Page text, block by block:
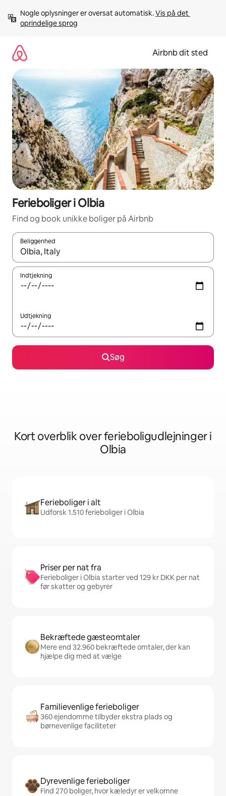
videre
Nogle oplysninger er oversat automatisk. Vis på det
oprindelige sprog
Airbnb dit sted
Ferieboliger i Olbia
Find og book unikke boliger på Airbnb
Beliggenhed
Når resultaterne er tilgængelige, skal du navigere med
Indtjekning
Udtjekning
Søg
Kort overblik over ferieboligudlejninger i
Olbia
Ferieboliger i alt
Udforsk 1.510 ferieboliger i Olbia
Priser per nat fra
Ferieboliger i Olbia starter ved 129 kr DKK per nat
før skatter og gebyrer
Bekræftede gæsteomtaler
Mere end 32.960 bekræftede omtaler, der kan
hjælpe dig med at vælge
Familievenlige ferieboliger
360 ejendomme tilbyder ekstra plads og
børnevenlige faciliteter
Dyrevenlige ferieboliger
Find 270 boliger, hvor kæledyr er velkomne